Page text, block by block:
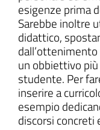
esigenze prima
Sarebbe inoltre
didattico,
un obbiettivo
studente. Per
inserire a
esempio
discorsi concreti